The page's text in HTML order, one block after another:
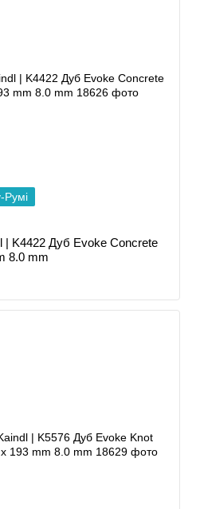
Румі
| K4422 Дуб Evoke Concrete
8.0 mm